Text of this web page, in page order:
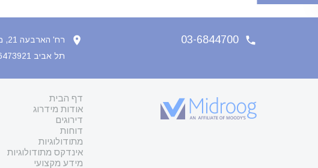
03-6844700
רח' הארבעה 21, מגדל הפלטינום
תל אביב 6473921
דף הבית
אודות מידרוג
דירוגים
דוחות
מתודולוגיות
אינדקס מתודולוגיות
מידע מקצועי